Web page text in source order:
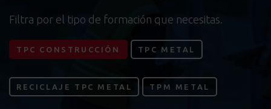
Filtra por el tipo de formación que necesitas.
TPC CONSTRUCCIÓN TPC METAL
RECICLAJE TPC METAL TPM METAL